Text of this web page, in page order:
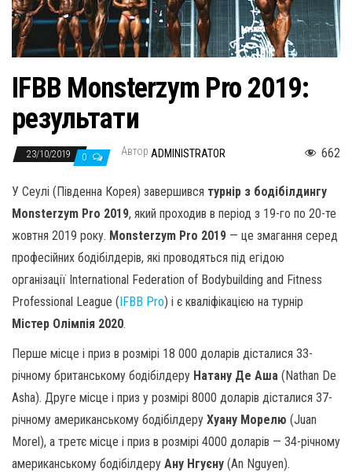
а
в
и
IFBB Monsterzym Pro 2019:
результати
23/10/2019 0 Автор ADMINISTRATOR 662
У Сеулі (Південна Корея) завершився турнір з бодібілдингу
Monsterzym Pro 2019, який проходив в період з 19-го по 20-те
жовтня 2019 року. Monsterzym Pro 2019 — це змагання серед
професійних бодібілдерів, які проводяться під егідою
організації International Federation of Bodybuilding and Fitness
Professional League (IFBB Pro) і є кваліфікацією на турнір
Містер Олімпія 2020.
Перше місце і приз в розмірі 18 000 доларів дісталися 33-
річному британському бодібілдеру Натану Де Аша (Nathan De
Asha). Друге місце і приз у розмірі 8000 доларів дісталися 37-
річному американському бодібілдеру Хуану Морелю (Juan
Morel), а третє місце і приз в розмірі 4000 доларів — 34-річному
американському бодібілдеру Ану Нгуєну (An Nguyen).